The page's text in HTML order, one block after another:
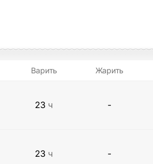
Варить Жарить
23 ч -
23 ч -